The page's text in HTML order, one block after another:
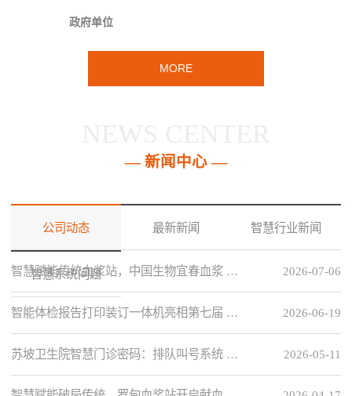
政府单位
MORE
— 新闻中心 —
公司动态 最新新闻 智慧行业新闻
智慧系统问题 2026-07-06
智慧赋能传统血浆站，中国生物宜春血浆 …
2026-06-19
智能体检报告打印装订一体机亮相第七届 …
2026-05-11
苏坡卫生院智慧门诊密码：排队叫号系统 …